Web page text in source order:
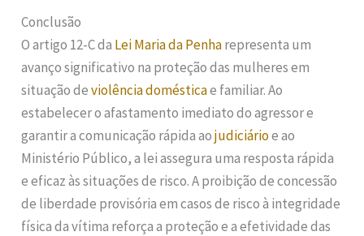
Conclusão
O artigo 12-C da Lei Maria da Penharepresenta um
avanço significativo na proteção das mulheres em
situação deviolência domésticae familiar. Ao
estabelecer o afastamento imediato do agressor e
garantir a comunicação rápida aojudiciárioe ao
Ministério Público, a lei assegura uma resposta rápida
e eficaz às situações de risco. A proibição de concessão
de liberdade provisória em casos de risco à integridade
física da vítima reforça a proteção e a efetividade das